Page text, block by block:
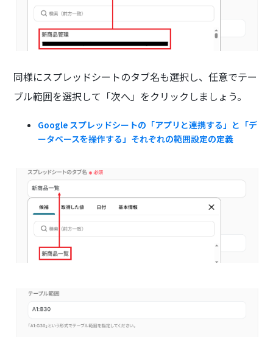
同様にスプレッドシートのタブ名も選択し、任意でテー
ブル範囲を選択して「次へ」をクリックしましょう。
Google スプレッドシートの「アプリと連携する」と「デ
ータベースを操作する」それぞれの範囲設定の定義